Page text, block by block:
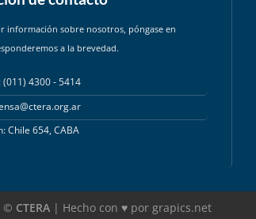
información sobre nosotros, póngase en
a la brevedad.
(011) 4300 - 5414
Chile 654, CABA
© CTERA | Hecho con ♥ por grapics.net